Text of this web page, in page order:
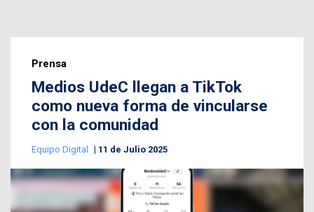
Prensa
Medios UdeC llegan a TikTok
como nueva forma de vincularse
con la comunidad
Equipo Digital 11 de Julio 2025